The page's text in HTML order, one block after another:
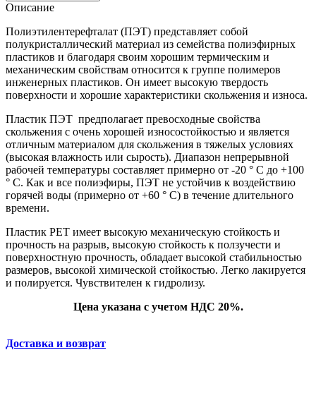
Описание
Полиэтилентерефталат (ПЭТ) представляет собой
полукристаллический материал из семейства полиэфирных
пластиков и благодаря своим хорошим термическим и
механическим свойствам относится к группе полимеров
инженерных пластиков. Он имеет высокую твердость
поверхности и хорошие характеристики скольжения и износа.
Пластик ПЭТ предполагает превосходные свойства
скольжения с очень хорошей износостойкостью и является
отличным материалом для скольжения в тяжелых условиях
(высокая влажность или сырость). Диапазон непрерывной
рабочей температуры составляет примерно от -20 ° C до +100
° C. Как и все полиэфиры, ПЭТ не устойчив к воздействию
горячей воды (примерно от +60 ° C) в течение длительного
времени.
Пластик PET имеет высокую механическую стойкость и
прочность на разрыв, высокую стойкость к ползучести и
поверхностную прочность, обладает высокой стабильностью
размеров, высокой химической стойкостью. Легко лакируется
и полируется. Чувствителен к гидролизу.
Цена указана с учетом НДС 20%.
Доставка и возврат